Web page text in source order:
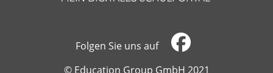
Folgen Sie uns auf
​​​​​​​© Education Group GmbH 2021